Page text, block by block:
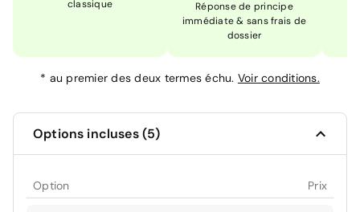
classique
Réponse de principe
immédiate & sans frais de
dossier
* au premier des deux termes échu. Voir conditions.
Options incluses (5)
Option Prix